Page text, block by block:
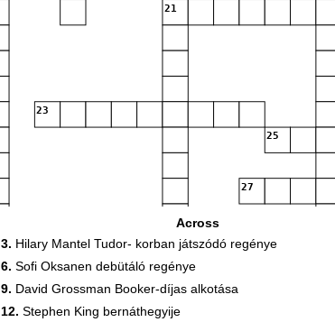
21
23
25
27
28
31
Across
3. Hilary Mantel Tudor- korban játszódó regénye
6. Sofi Oksanen debütáló regénye
9. David Grossman Booker-díjas alkotása
12. Stephen King bernáthegyije